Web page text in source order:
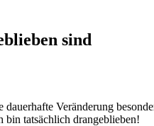
sind
Veränderung
tatsächlich drangeblieben!